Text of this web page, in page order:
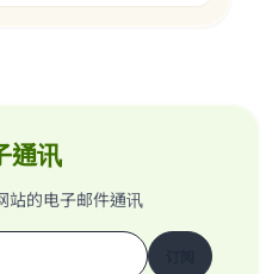
通讯
的电子邮件通讯